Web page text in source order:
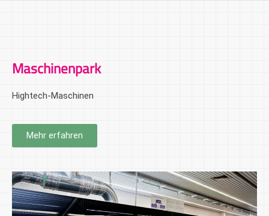
Maschinenpark
Hightech-Maschinen
Mehr erfahren